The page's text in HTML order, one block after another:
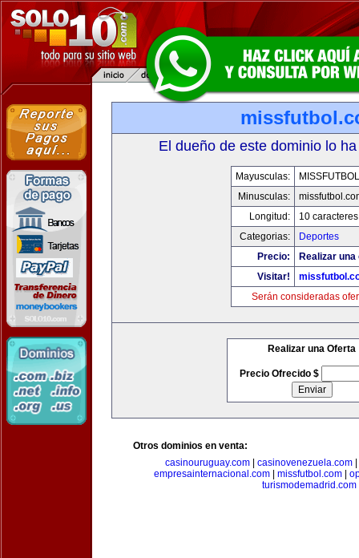
El dueño de este dominio lo
Mayusculas:
Minusculas:
Longitud:
10 caracteres
Categorias:
Deportes
Precio:
Realizar
Visitar!
Serán consideradas
Realizar una Oferta
Precio Ofrecido $
Otros dominios en venta:
casinouruguay.com| casinovenezuela.com|
empresainternacional.com| missfutbol.com|
turismodemadrid.com